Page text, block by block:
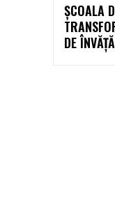
ȘCOALA
DE